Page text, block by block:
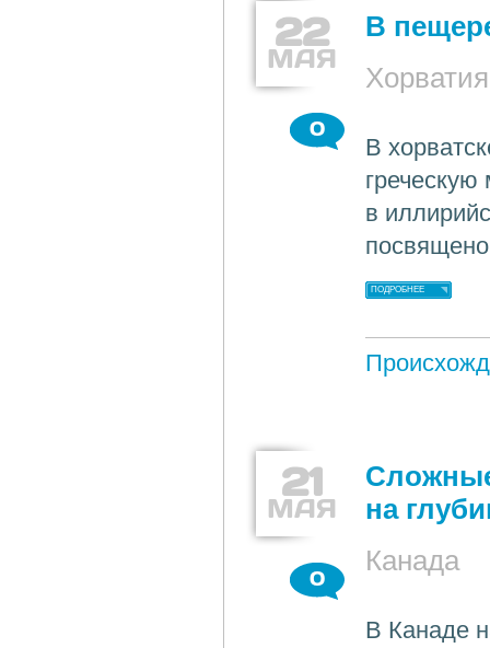
22
МАЯ
В
Хорватия
0
В
в
ПОДРОБНЕЕ
21
МАЯ
на
Канада
0
В Канаде